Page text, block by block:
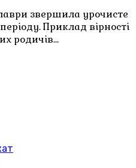
звершила урочисте
Приклад вірності
родичів…